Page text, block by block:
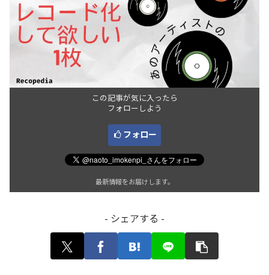
この記事が気に入ったら
フォローしよう
フォロー
最新情報をお届けします。
- シェアする -